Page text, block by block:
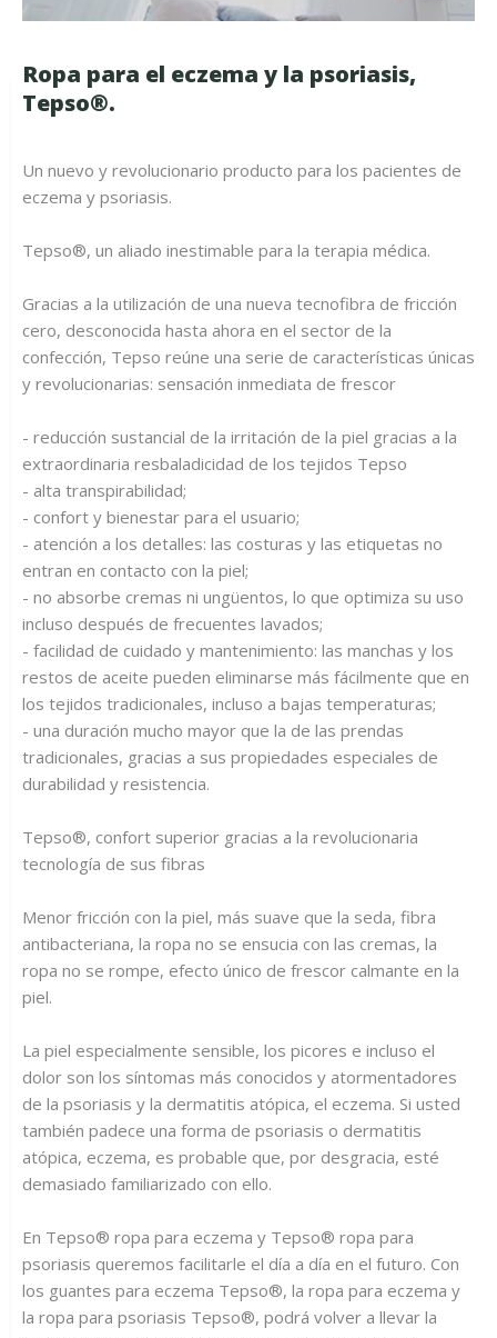
Ropa para el eczema y la psoriasis,
Tepso®.
Un nuevo y revolucionario producto para los pacientes de
eczema y psoriasis.
Tepso®, un aliado inestimable para la terapia médica.
Gracias a la utilización de una nueva tecnofibra de fricción
cero, desconocida hasta ahora en el sector de la
confección, Tepso reúne una serie de características únicas
y revolucionarias: sensación inmediata de frescor
- reducción sustancial de la irritación de la piel gracias a la
extraordinaria resbaladicidad de los tejidos Tepso
- alta transpirabilidad;
- confort y bienestar para el usuario;
- atención a los detalles: las costuras y las etiquetas no
entran en contacto con la piel;
- no absorbe cremas ni ungüentos, lo que optimiza su uso
incluso después de frecuentes lavados;
- facilidad de cuidado y mantenimiento: las manchas y los
restos de aceite pueden eliminarse más fácilmente que en
los tejidos tradicionales, incluso a bajas temperaturas;
- una duración mucho mayor que la de las prendas
tradicionales, gracias a sus propiedades especiales de
durabilidad y resistencia.
Tepso®, confort superior gracias a la revolucionaria
tecnología de sus fibras
Menor fricción con la piel, más suave que la seda, fibra
antibacteriana, la ropa no se ensucia con las cremas, la
ropa no se rompe, efecto único de frescor calmante en la
piel.
La piel especialmente sensible, los picores e incluso el
dolor son los síntomas más conocidos y atormentadores
de la psoriasis y la dermatitis atópica, el eczema. Si usted
también padece una forma de psoriasis o dermatitis
atópica, eczema, es probable que, por desgracia, esté
demasiado familiarizado con ello.
En Tepso® ropa para eczema y Tepso® ropa para
psoriasis queremos facilitarle el día a día en el futuro. Con
los guantes para eczema Tepso®, la ropa para eczema y
la ropa para psoriasis Tepso®, podrá volver a llevar la